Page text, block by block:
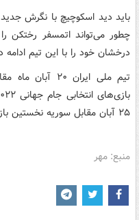
باید دید اسکوچیچ با نگرش جدید
چطور می‌تواند اتمسفر رختکن
درخشان خود را با این تیم ادامه
تیم ملی ایران
۲۵ آبان مقابل سوریه نخستین بازی دور برگشت را برگزار خواهد کرد.
منبع: مهر